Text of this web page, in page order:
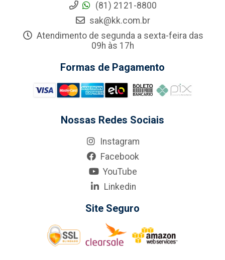
(81) 2121-8800
sak@kk.com.br
Atendimento de segunda a sexta-feira das
09h às 17h
Formas de Pagamento
Nossas Redes Sociais
Instagram
Facebook
YouTube
Linkedin
Site Seguro